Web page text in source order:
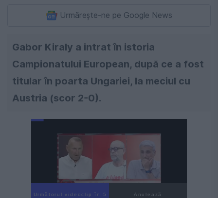
Urmărește-ne pe Google News
Gabor Kiraly a intrat în istoria
Campionatului European, după ce a fost
titular în poarta Ungariei, la meciul cu
Austria (scor 2-0).
Următorul videoclip în 4 Anulează